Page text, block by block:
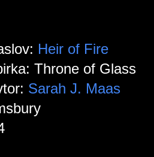
Heir of Fire
Throne of Glass
Sarah J. Maas